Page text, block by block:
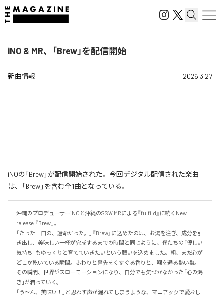
iNO & MR、「Brew」を配信開始
新曲情報 2026.3.27
iNOの「Brew」が配信開始された。今回デジタル配信された楽曲
は、「Brew」を含む全1曲となっている。
沖縄のプロデューサーiNOと沖縄のSSW MRによる『fulfild』に続くNew
release 『Brew』。
「たった一口の、運命だった。」『Brew』に込めたのは、お湯を注ぎ、成分を引
き出し、美味しい一杯が完成するまでの時間と同じように、僕たちの「優しい
気持ち」もゆっくりと育てていきたいという願いを込めました。朝、まだ心が
どこか乾いている瞬間。ふわりと鼻先をくすぐる香りと、喉を通る熱い熱。
その瞬間、世界がスローモーションになり、自分でも気づかなかった「心の渇
き」が潤っていく――。
「う〜ん、美味い！」と思わず声が漏れてしまうような、マニアックで愛おし